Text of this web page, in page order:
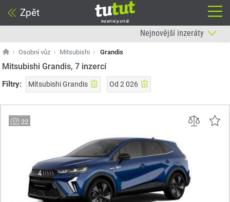
Zpět
Inzertní portál
Osobní vůz Mitsubishi Grandis
Mitsubishi Grandis, 7 inzercí
Filtry: Mitsubishi Grandis Od 2 026
22